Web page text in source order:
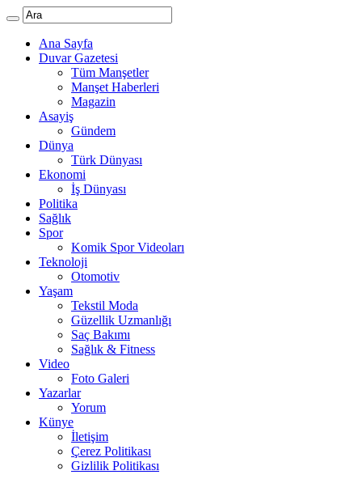
Ana Sayfa
Duvar Gazetesi
Tüm Manşetler
Manşet Haberleri
Magazin
Asayiş
Gündem
Dünya
Türk Dünyası
Ekonomi
İş Dünyası
Politika
Sağlık
Spor
Komik Spor Videoları
Teknoloji
Otomotiv
Yaşam
Tekstil Moda
Güzellik Uzmanlığı
Saç Bakımı
Sağlık & Fitness
Video
Foto Galeri
Yazarlar
Yorum
Künye
İletişim
Çerez Politikası
Gizlilik Politikası